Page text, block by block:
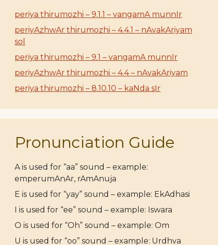
periya thirumozhi – 9.1.1 – vangamA munnIr
periyAzhwAr thirumozhi – 4.4.1 – nAvakAriyam
sol
periya thirumozhi – 9.1 – vangamA munnIr
periyAzhwAr thirumozhi – 4.4 – nAvakAriyam
periya thirumozhi – 8.10.10 – kaNda sIr
Pronunciation Guide
A is used for “aa” sound – example:
emperumAnAr, rAmAnuja
E is used for “yay” sound – example: EkAdhasi
I is used for “ee” sound – example: Iswara
O is used for “Oh” sound – example: Om
U is used for “oo” sound – example: Urdhva